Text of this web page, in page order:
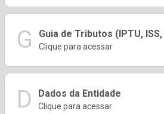
G Guia de Tributos (IPTU,
Clique para acessar
D Dados da Entidade
Clique para acessar